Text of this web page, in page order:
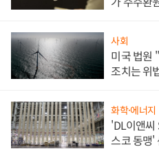
사회
미국 법원
조치는 위
화학·에너지
'DL이앤씨
스코 동맹'